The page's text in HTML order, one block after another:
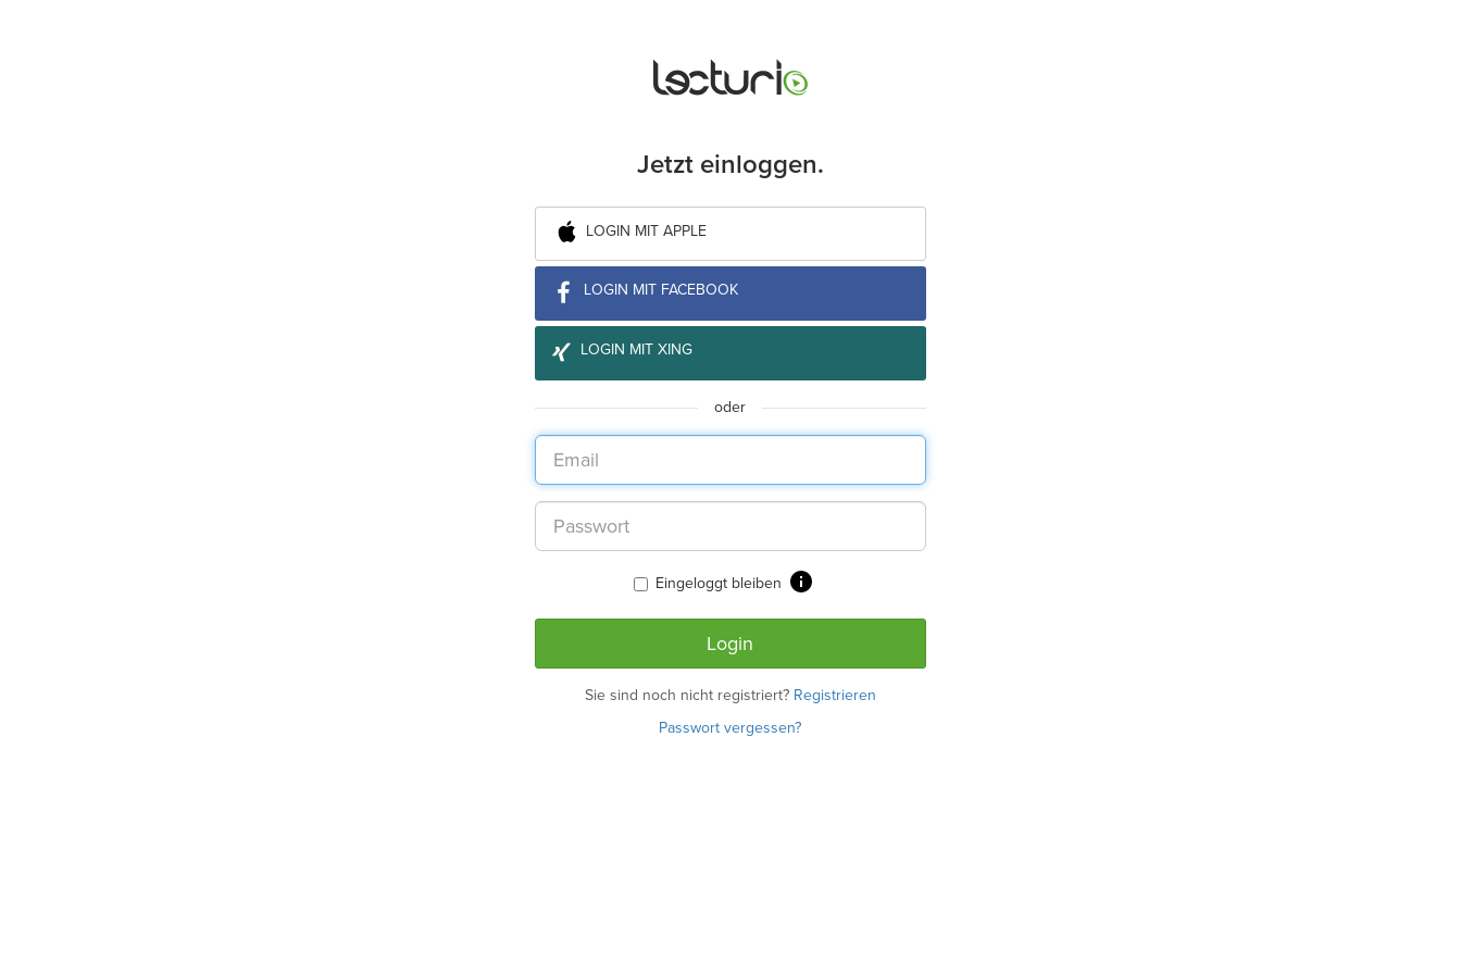
Jetzt einloggen.
LOGIN MIT APPLE
LOGIN MIT FACEBOOK
LOGIN MIT XING
oder
Eingeloggt bleiben
Sie sind noch nicht registriert? Registrieren
Passwort vergessen?